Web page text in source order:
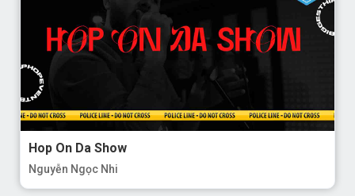
Hop On Da Show
Nguyễn Ngọc Nhi